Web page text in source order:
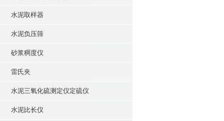
水泥取样器
水泥负压筛
砂浆稠度仪
雷氏夹
水泥三氧化硫测定仪定硫仪
水泥比长仪